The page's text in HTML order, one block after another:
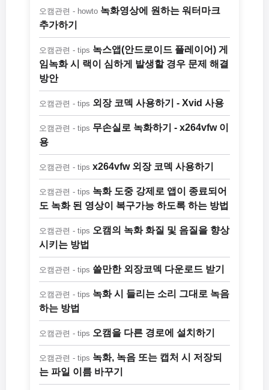
오캠관련 - howto 녹화영상에 원하는 워터마크
추가하기
오캠관련 - tips 녹스앱(안드로이드 플레이어) 게
임녹화 시 랙이 심하게 발생할 경우 문제 해결
방안
오캠관련 - tips 외장 코덱 사용하기 - Xvid 사용
오캠관련 - tips 무손실로 녹화하기 - x264vfw 이
용
오캠관련 - tips x264vfw 외장 코덱 사용하기
오캠관련 - tips 녹화 도중 강제로 앱이 종료되어
도 녹화 된 영상이 복구가능 하도록 하는 방법
오캠관련 - tips 오캠의 녹화 화질 및 음질을 향상
시키는 방법
오캠관련 - tips 쓸만한 외장코덱 다운로드 받기
오캠관련 - tips 녹화 시 들리는 소리 그대로 녹음
하는 방법
오캠관련 - tips 오캠을 다른 경로에 설치하기
오캠관련 - tips 녹화, 녹음 또는 캡처 시 저장되
는 파일 이름 바꾸기